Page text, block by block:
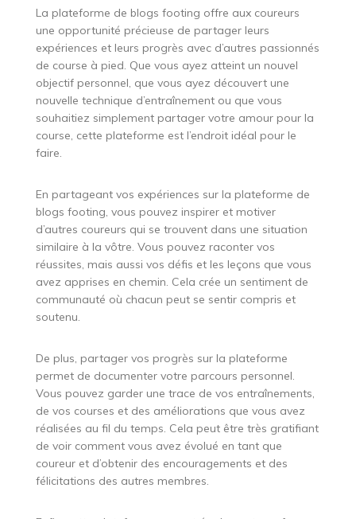
La plateforme de blogs footing offre aux coureurs
une opportunité précieuse de partager leurs
expériences et leurs progrès avec d’autres passionnés
de course à pied. Que vous ayez atteint un nouvel
objectif personnel, que vous ayez découvert une
nouvelle technique d’entraînement ou que vous
souhaitiez simplement partager votre amour pour la
course, cette plateforme est l’endroit idéal pour le
faire.
En partageant vos expériences sur la plateforme de
blogs footing, vous pouvez inspirer et motiver
d’autres coureurs qui se trouvent dans une situation
similaire à la vôtre. Vous pouvez raconter vos
réussites, mais aussi vos défis et les leçons que vous
avez apprises en chemin. Cela crée un sentiment de
communauté où chacun peut se sentir compris et
soutenu.
De plus, partager vos progrès sur la plateforme
permet de documenter votre parcours personnel.
Vous pouvez garder une trace de vos entraînements,
de vos courses et des améliorations que vous avez
réalisées au fil du temps. Cela peut être très gratifiant
de voir comment vous avez évolué en tant que
coureur et d’obtenir des encouragements et des
félicitations des autres membres.